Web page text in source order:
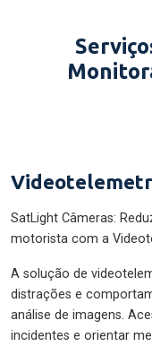
SatLight Câmeras:
motorista com a
A solução de
distrações e
análise de imagens.
incidentes e orientar